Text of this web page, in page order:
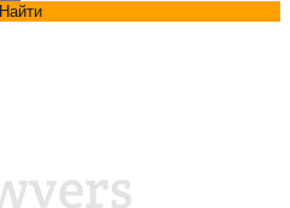
Найти